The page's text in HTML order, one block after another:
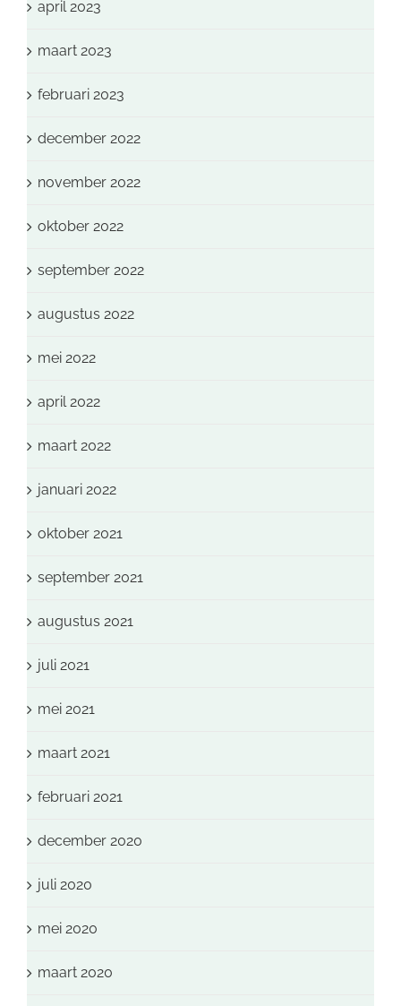
april 2023
maart 2023
februari 2023
december 2022
november 2022
oktober 2022
september 2022
augustus 2022
mei 2022
april 2022
maart 2022
januari 2022
oktober 2021
september 2021
augustus 2021
juli 2021
mei 2021
maart 2021
februari 2021
december 2020
juli 2020
mei 2020
maart 2020